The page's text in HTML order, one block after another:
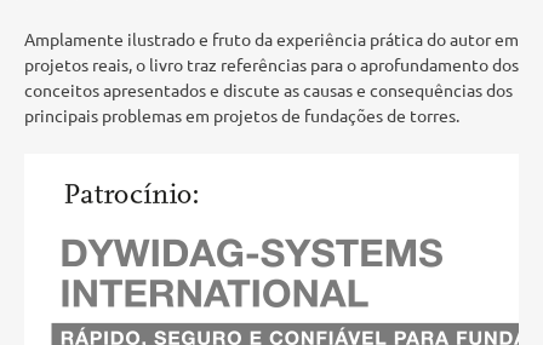
Amplamente ilustrado e fruto da experiência prática do autor em
projetos reais, o livro traz referências para o aprofundamento dos
conceitos apresentados e discute as causas e consequências dos
principais problemas em projetos de fundações de torres.